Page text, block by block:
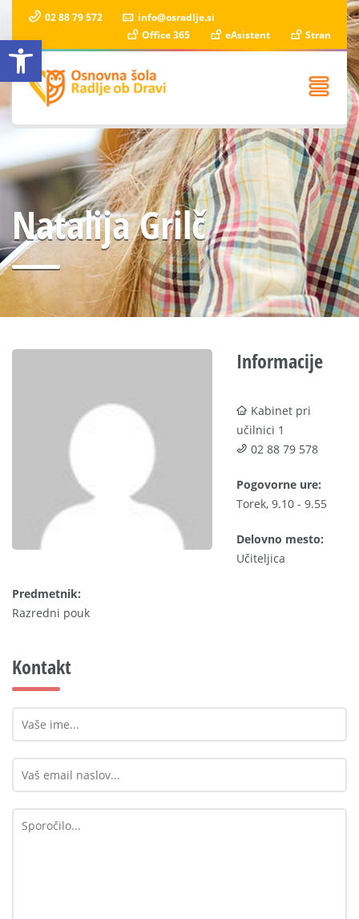
Open toolbar
02 88 79 572
info@osradlje.si
Office 365
eAsistent Stran
Natalija Grilč
Informacije
Kabinet pri
učilnici 1
02 88 79 578
Pogovorne ure:
Torek, 9.10 - 9.55
Delovno mesto:
Učiteljica
Predmetnik:
Razredni pouk
Kontakt